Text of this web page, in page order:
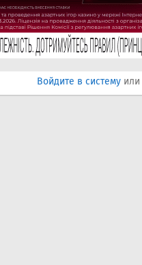
Войдите в систему или